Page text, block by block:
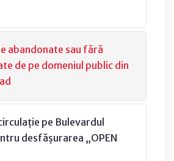
abandonate sau fără
de pe domeniul public din
pe Bulevardul
desfășurarea „OPEN